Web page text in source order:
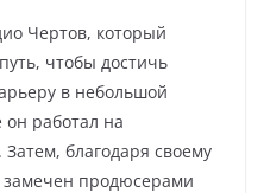
Чертов, который
чтобы достичь
в небольшой
он работал на
благодаря своему
замечен продюсерами